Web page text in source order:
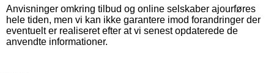
Anvisninger omkring tilbud og online selskaber ajourføres
hele tiden, men vi kan ikke garantere imod forandringer der
eventuelt er realiseret efter at vi senest opdaterede de
anvendte informationer.